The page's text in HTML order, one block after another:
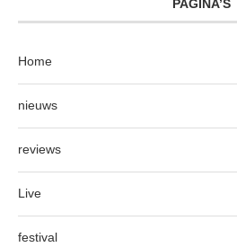
PAGINA’S
Home
nieuws
reviews
Live
festival